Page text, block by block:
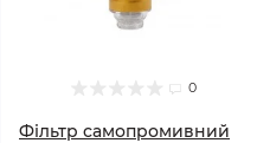
0
Фільтр самопромивний